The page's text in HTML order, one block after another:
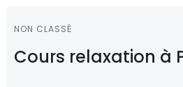
NON CLASSÉ
Cours relaxation à